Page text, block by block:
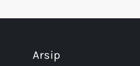
t
a
Arsip